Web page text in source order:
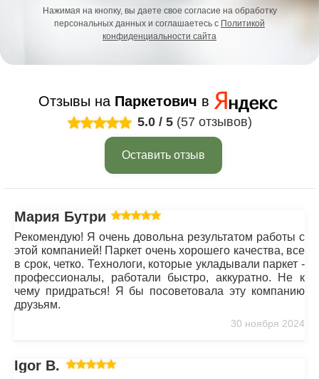
Нажимая на кнопку, вы даете свое согласие на обработку
персональных данных и соглашаетесь с Политикой
конфиденциальности сайта
Отзывы на Паркетович в
5.0 / 5 (57 отзывов)
Оставить отзыв
Мария Бутрим
Рекомендую! Я очень довольна результатом работы с
этой компанией! Паркет очень хорошего качества, все
в срок, четко. Технологи, которые укладывали паркет -
профессионалы, работали быстро, аккуратно. Не к
чему придраться! Я бы посоветовала эту компанию
друзьям.
30 ноября 2024
Igor B.